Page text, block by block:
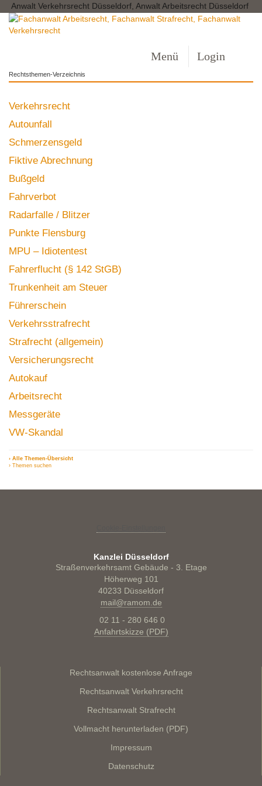
Anwalt Verkehrsrecht Düsseldorf, Anwalt Arbeitsrecht Düsseldorf
Menü Login
Rechtsthemen-Verzeichnis
Verkehrsrecht
Autounfall
Schmerzensgeld
Fiktive Abrechnung
Bußgeld
Fahrverbot
Radarfalle / Blitzer
Punkte Flensburg
MPU – Idiotentest
Fahrerflucht (§ 142 StGB)
Trunkenheit am Steuer
Führerschein
Verkehrsstrafrecht
Strafrecht (allgemein)
Versicherungsrecht
Autokauf
Arbeitsrecht
Messgeräte
VW-Skandal
› Alle Themen-Übersicht
› Themen suchen
Kanzlei Düsseldorf
Straßenverkehrsamt Gebäude - 3. Etage
Höherweg 101
40233 Düsseldorf
mail@ramom.de
02 11 - 280 646 0
Anfahrtskizze (PDF)
Rechtsanwalt kostenlose Anfrage
Rechtsanwalt Verkehrsrecht
Rechtsanwalt Strafrecht
Vollmacht herunterladen (PDF)
Impressum
Datenschutz